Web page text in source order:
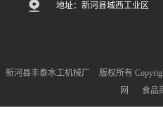
地址：新河县城西工业区
新河县丰泰水工机械厂 版权所有
网
食品